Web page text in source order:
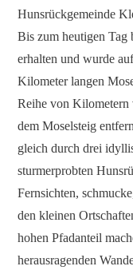
Hunsrückgemeinde
Bis zum heutigen Tag
erhalten und wurde
Kilometer langen
Reihe von Kilometern
dem Moselsteig
gleich durch drei
sturmerprobten
Fernsichten,
den kleinen
hohen Pfadanteil
herausragenden